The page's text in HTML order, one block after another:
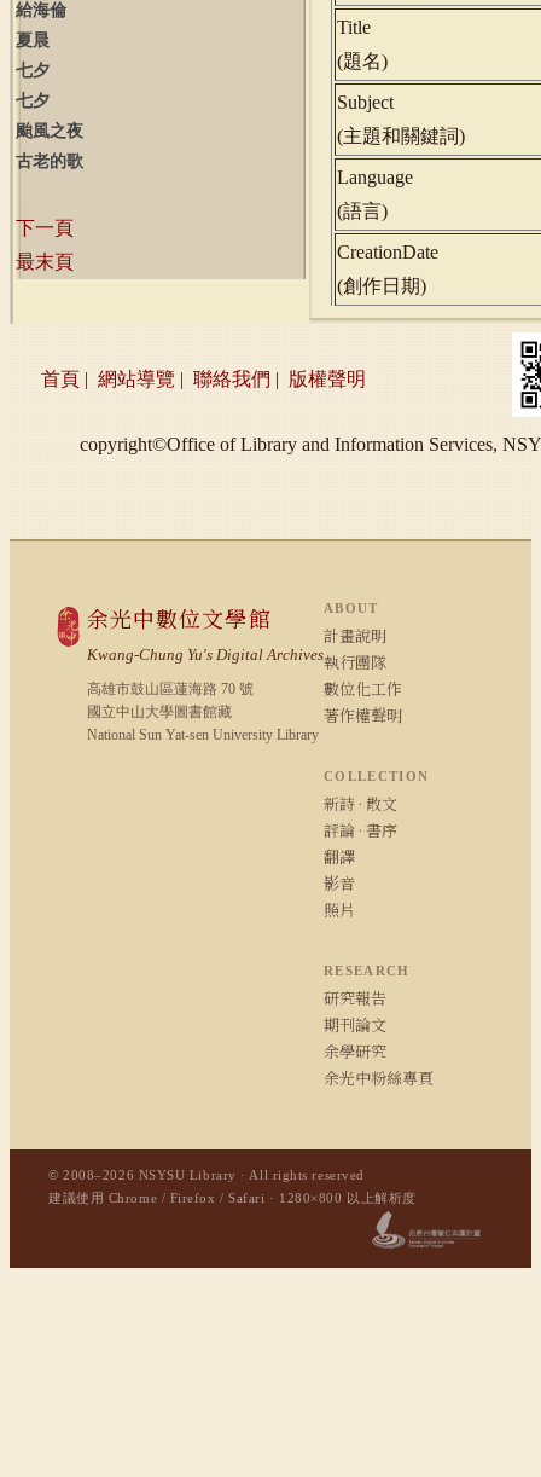
給海倫
夏晨
七夕
七夕
颱風之夜
古老的歌
下一頁
最末頁
Title
(題名)
Subject
(主題和關鍵詞)
Language
(語言)
CreationDate
(創作日期)
首頁 | 網站導覽 | 聯絡我們 | 版權聲明
copyright©Office of Library and Information Services,
余光中數位文學館
Kwang-Chung Yu's Digital Archives
高雄市鼓山區蓮海路 70 號
國立中山大學圖書館藏
National Sun Yat-sen University Library
ABOUT
計畫說明
執行團隊
數位化工作
著作權聲明
COLLECTION
新詩 · 散文
評論 · 書序
翻譯
影音
照片
RESEARCH
研究報告
期刊論文
余學研究
余光中粉絲專頁
© 2008–2026 NSYSU Library · All rights reserved
建議使用 Chrome / Firefox / Safari · 1280×800 以上解析度